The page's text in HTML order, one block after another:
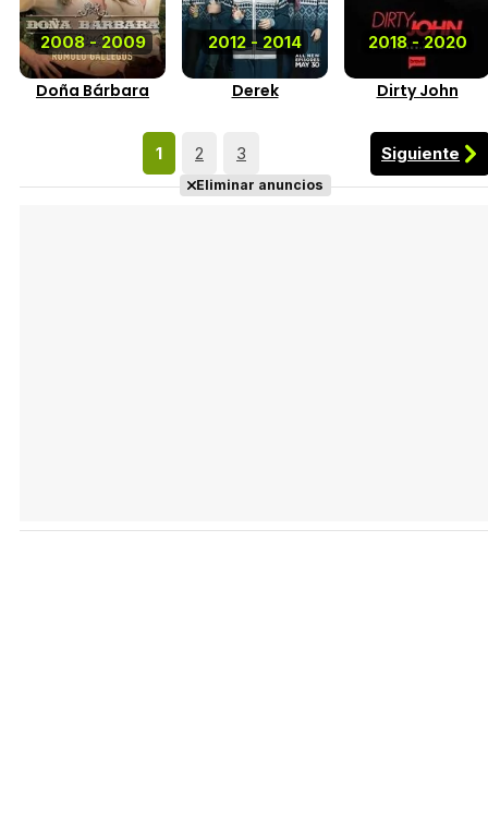
2008 - 2009
Doña Bárbara
2012 - 2014
Derek
2018 - 2020
Dirty John
1 2 3 Siguiente
Eliminar anuncios